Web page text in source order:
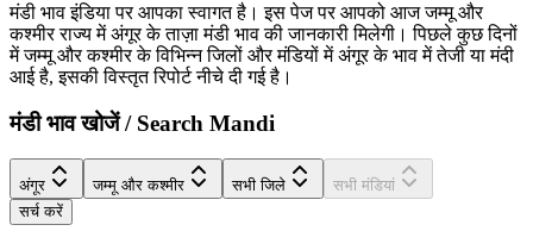
मंडी भाव इंडिया पर आपका स्वागत है। इस पेज पर आपको आज जम्मू और
कश्मीर राज्य में अंगूर के ताज़ा मंडी भाव की जानकारी मिलेगी। पिछले कुछ दिनों
में जम्मू और कश्मीर के विभिन्न जिलों और मंडियों में अंगूर के भाव में तेजी या मंदी
आई है, इसकी विस्तृत रिपोर्ट नीचे दी गई है।
मंडी भाव खोजें / Search Mandi
अंगूर जम्मू और कश्मीर सभी जिले
सभी मंडियां
सर्च करें